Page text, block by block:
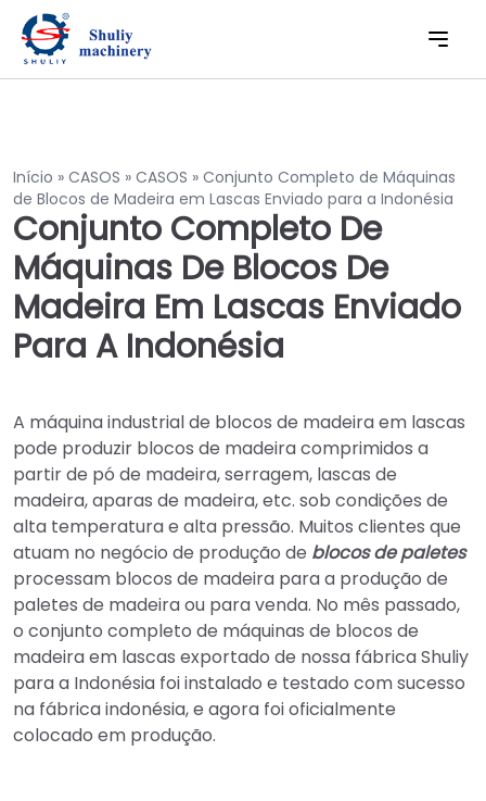
Início » CASOS » CASOS » Conjunto Completo de Máquinas
de Blocos de Madeira em Lascas Enviado para a Indonésia
Conjunto Completo De
Máquinas De Blocos De
Madeira Em Lascas Enviado
Para A Indonésia
A máquina industrial de blocos de madeira em lascas
pode produzir blocos de madeira comprimidos a
partir de pó de madeira, serragem, lascas de
madeira, aparas de madeira, etc. sob condições de
alta temperatura e alta pressão. Muitos clientes que
atuam no negócio de produção de blocos de paletes
processam blocos de madeira para a produção de
paletes de madeira ou para venda. No mês passado,
o conjunto completo de máquinas de blocos de
madeira em lascas exportado de nossa fábrica Shuliy
para a Indonésia foi instalado e testado com sucesso
na fábrica indonésia, e agora foi oficialmente
colocado em produção.